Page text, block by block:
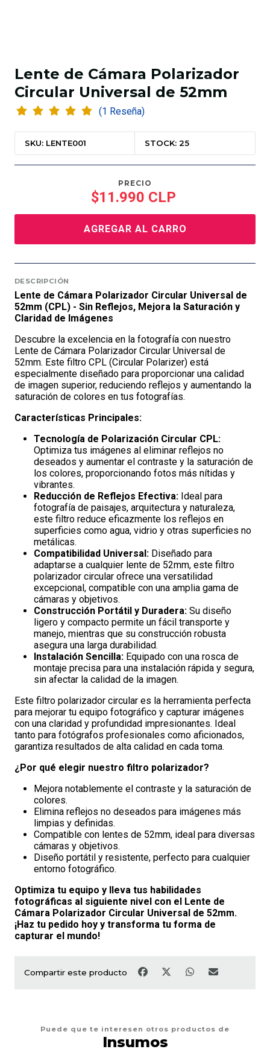
Lente de Cámara Polarizador
Circular Universal de 52mm
(1 Reseña)
SKU: LENTE001 STOCK: 25
PRECIO
$11.990 CLP
AGREGAR AL CARRO
DESCRIPCIÓN
Lente de Cámara Polarizador Circular Universal de
52mm (CPL) - Sin Reflejos, Mejora la Saturación y
Claridad de Imágenes
Descubre la excelencia en la fotografía con nuestro
Lente de Cámara Polarizador Circular Universal de
52mm. Este filtro CPL (Circular Polarizer) está
especialmente diseñado para proporcionar una calidad
de imagen superior, reduciendo reflejos y aumentando la
saturación de colores en tus fotografías.
Características Principales:
Tecnología de Polarización Circular CPL:
Optimiza tus imágenes al eliminar reflejos no
deseados y aumentar el contraste y la saturación de
los colores, proporcionando fotos más nítidas y
vibrantes.
Reducción de Reflejos Efectiva: Ideal para
fotografía de paisajes, arquitectura y naturaleza,
este filtro reduce eficazmente los reflejos en
superficies como agua, vidrio y otras superficies no
metálicas.
Compatibilidad Universal: Diseñado para
adaptarse a cualquier lente de 52mm, este filtro
polarizador circular ofrece una versatilidad
excepcional, compatible con una amplia gama de
cámaras y objetivos.
Construcción Portátil y Duradera: Su diseño
ligero y compacto permite un fácil transporte y
manejo, mientras que su construcción robusta
asegura una larga durabilidad.
Instalación Sencilla: Equipado con una rosca de
montaje precisa para una instalación rápida y segura,
sin afectar la calidad de la imagen.
Este filtro polarizador circular es la herramienta perfecta
para mejorar tu equipo fotográfico y capturar imágenes
con una claridad y profundidad impresionantes. Ideal
tanto para fotógrafos profesionales como aficionados,
garantiza resultados de alta calidad en cada toma.
¿Por qué elegir nuestro filtro polarizador?
Mejora notablemente el contraste y la saturación de
colores.
Elimina reflejos no deseados para imágenes más
limpias y definidas.
Compatible con lentes de 52mm, ideal para diversas
cámaras y objetivos.
Diseño portátil y resistente, perfecto para cualquier
entorno fotográfico.
Optimiza tu equipo y lleva tus habilidades
fotográficas al siguiente nivel con el Lente de
Cámara Polarizador Circular Universal de 52mm.
¡Haz tu pedido hoy y transforma tu forma de
capturar el mundo!
Compartir este producto
Puede que te interesen otros productos de
Insumos